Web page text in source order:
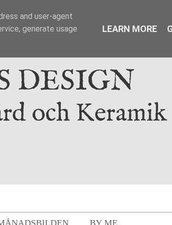
BY ME
and user-agent
generate usage
LEARN MORE